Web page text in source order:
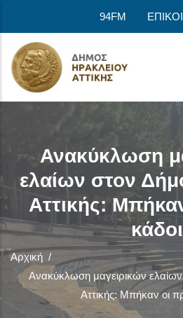
94FM
Ανακύκλωση
ελαίων στον
Αττικής:
κάδοι
Αρχική /
Ανακύκλωση μαγειρικών
Αττικής: Μπήκαν οι